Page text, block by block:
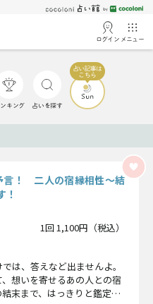
ログイン メニュー
キング 占いを探す
言！ 二人の宿縁相性〜結
！
1回 1,100円（税込）
は、答えなど出ませんよ。
想いを寄せるあの人との宿
末まで、はっきりと鑑定い